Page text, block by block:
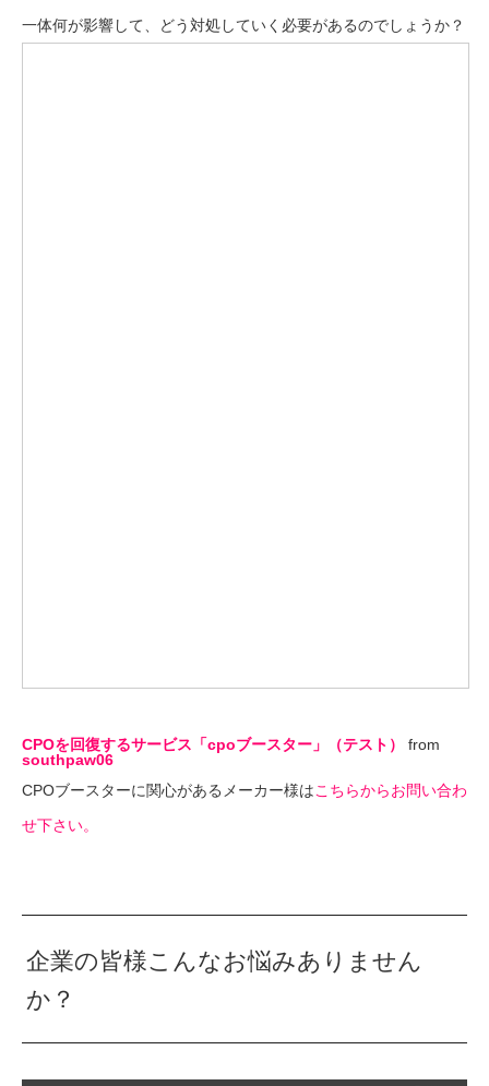
一体何が影響して、どう対処していく必要があるのでしょうか？
CPOを回復するサービス「cpoブースター」（テスト）
from
southpaw06
CPOブースターに関心があるメーカー様はこちらからお問い合わ
せ下さい。
企業の皆様こんなお悩みありません
か？